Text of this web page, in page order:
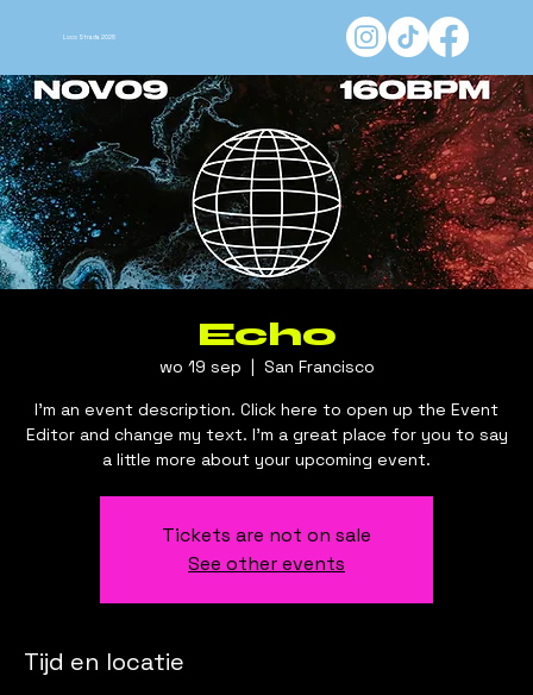
Loco Strada 2026
Echo
wo 19 sep
  |
San Francisco
I’m an event description. Click here to open up the Event
Editor and change my text. I’m a great place for you to say
a little more about your upcoming event.
Tickets are not on sale
See other events
Tijd en locatie